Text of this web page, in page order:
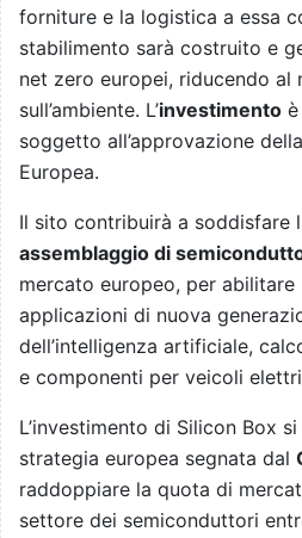
forniture e la logistica a essa
stabilimento sarà costruito e
net zero europei, riducendo al
sull’ambiente. L’investimento
soggetto all’approvazione
Europea.
Il sito contribuirà a soddisfare
assemblaggio di
mercato europeo, per
applicazioni di nuova
dell’intelligenza artificiale,
e componenti per veicoli
L’investimento di Silicon Box
strategia europea segnata dal
raddoppiare la quota di
settore dei semiconduttori